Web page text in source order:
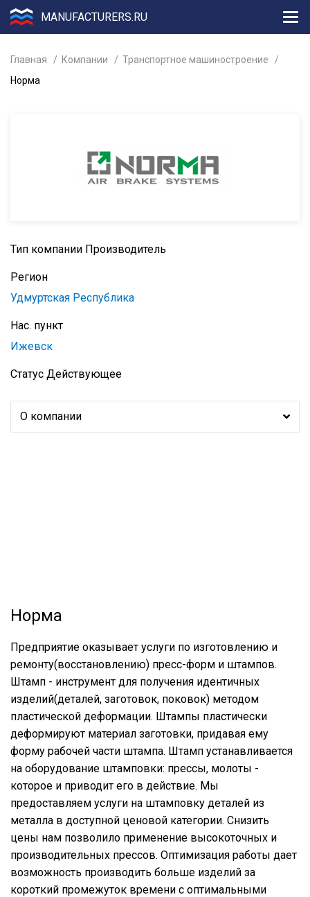
MANUFACTURERS.RU
Главная Компании
Транспортное машиностроение
Норма
Тип компании Производитель
Регион
Удмуртская Республика
Нас. пункт
Ижевск
Статус Действующее
О компании
Норма
Предприятие оказывает услуги по изготовлению и
ремонту(восстановлению) пресс-форм и штампов.
Штамп - инструмент для получения идентичных
изделий(деталей, заготовок, поковок) методом
пластической деформации. Штампы пластически
деформируют материал заготовки, придавая ему
форму рабочей части штампа. Штамп устанавливается
на оборудование штамповки: прессы, молоты -
которое и приводит его в действие. Мы
предоставляем услуги на штамповку деталей из
металла в доступной ценовой категории. Снизить
цены нам позволило применение высокоточных и
производительных прессов. Оптимизация работы дает
возможность производить больше изделий за
короткий промежуток времени с оптимальными